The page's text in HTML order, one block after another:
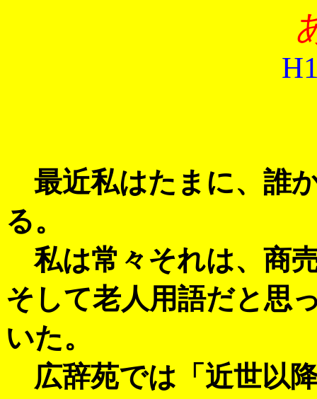
最近私はたまに、誰
る。
私は常々それは、商
そして老人用語だと思
いた。
広辞苑では「近世以